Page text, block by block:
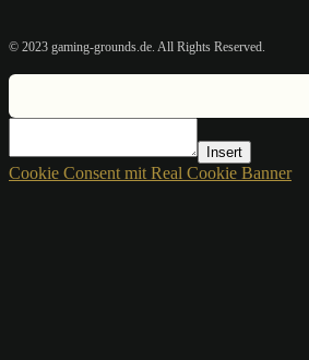
© 2023 gaming-grounds.de. All Rights Reserved.
Insert
Cookie Consent mit Real Cookie Banner